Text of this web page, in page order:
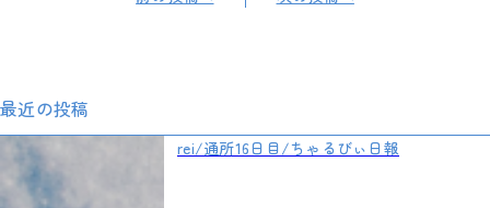
最近の投稿
rei/通所16日目/ちゃるびぃ日報